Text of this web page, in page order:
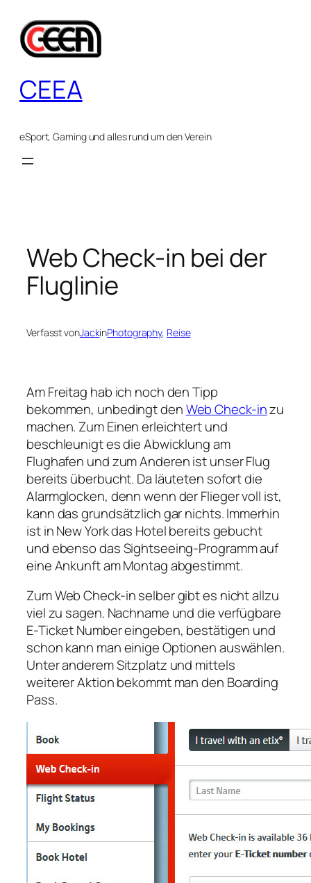
Inhalt
springen
CEEA
eSport, Gaming und alles rund um den Verein
Web Check-in bei der
Fluglinie
Verfasst vonJackinPhotography, Reise
Am Freitag hab ich noch den Tipp
bekommen, unbedingt denWeb Check-inzu
machen. Zum Einen erleichtert und
beschleunigt es die Abwicklung am
Flughafen und zum Anderen ist unser Flug
bereits überbucht. Da läuteten sofort die
Alarmglocken, denn wenn der Flieger voll ist,
kann das grundsätzlich gar nichts. Immerhin
ist in New York das Hotel bereits gebucht
und ebenso das Sightseeing-Programm auf
eine Ankunft am Montag abgestimmt.
Zum Web Check-in selber gibt es nicht allzu
viel zu sagen. Nachname und die verfügbare
E-Ticket Number eingeben, bestätigen und
schon kann man einige Optionen auswählen.
Unter anderem Sitzplatz und mittels
weiterer Aktion bekommt man den Boarding
Pass.